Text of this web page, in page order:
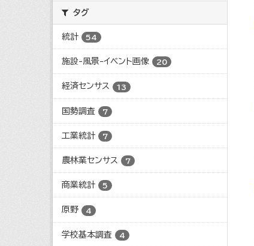
タグ
統計 54
施設-風景-イベント画像 20
経済センサス 13
国勢調査 7
工業統計 7
農林業センサス 7
商業統計 5
原野 4
学校基本調査 4